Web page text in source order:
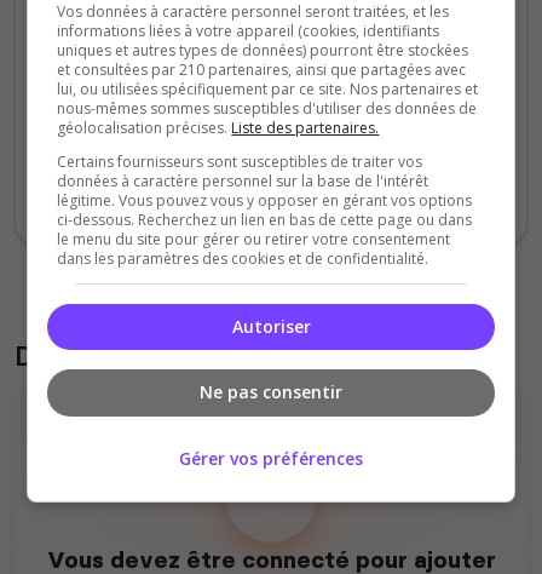
Ambiance
Disponibilité
Très bon serveur avec un bon
développement un bon potentiel avec des
métiers qui sont pas encore dispo sur
d'autre serveur rp comme DXRP
Donner son avis sur le serveur
Vous devez être connecté pour ajouter
Vos données à caractère personnel seront traitées, et les
informations liées à votre appareil (cookies, identifiants
uniques et autres types de données) pourront être stockées
et consultées par 210 partenaires, ainsi que partagées avec
lui, ou utilisées spécifiquement par ce site. Nos partenaires et
nous-mêmes sommes susceptibles d'utiliser des données de
géolocalisation précises. Liste des partenaires.
Certains fournisseurs sont susceptibles de traiter vos
données à caractère personnel sur la base de l'intérêt
légitime. Vous pouvez vous y opposer en gérant vos options
ci-dessous. Recherchez un lien en bas de cette page ou dans
le menu du site pour gérer ou retirer votre consentement
dans les paramètres des cookies et de confidentialité.
Autoriser
Ne pas consentir
Gérer vos préférences